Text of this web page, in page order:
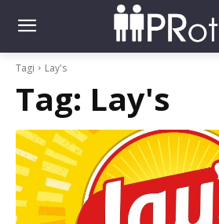
Tagi Lay's
Tag: Lay's